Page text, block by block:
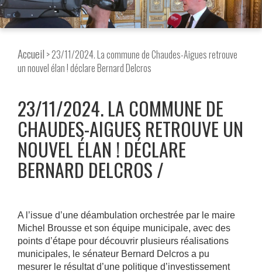
Accueil > 23/11/2024. La commune de Chaudes-Aigues retrouve
un nouvel élan ! déclare Bernard Delcros
23/11/2024. LA COMMUNE DE
CHAUDES-AIGUES RETROUVE UN
NOUVEL ÉLAN ! DÉCLARE
BERNARD DELCROS
A l’issue d’une déambulation orchestrée par le maire
Michel Brousse et son équipe municipale, avec des
points d’étape pour découvrir plusieurs réalisations
municipales, le sénateur Bernard Delcros a pu
mesurer le résultat d’une politique d’investissement